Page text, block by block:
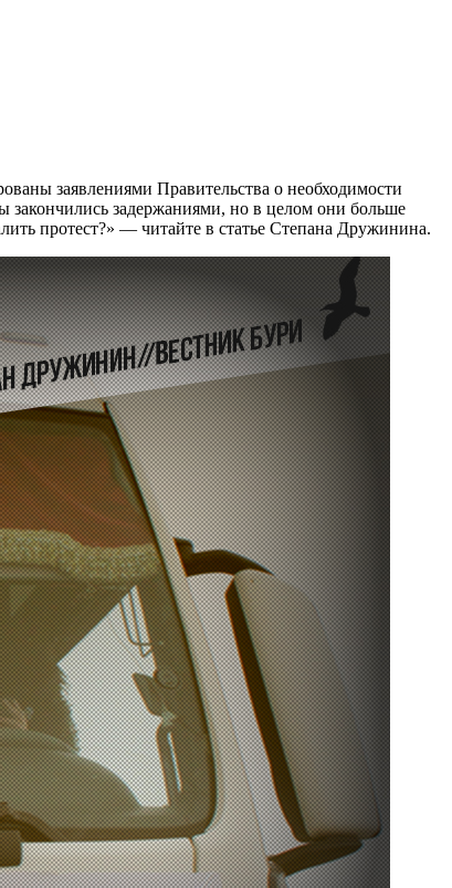
заявлениями Правительства о необходимости
закончились задержаниями, но в целом они больше
протест?» — читайте в статье Степана Дружинина.